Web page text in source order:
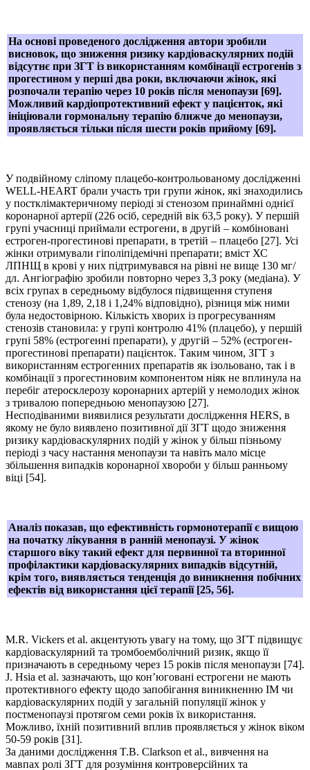
На основі проведеного дослідження автори зробили
висновок, що зниження ризику кардіоваскулярних подій
відсутнє при ЗГТ із використанням комбінації естрогенів з
прогестином у перші два роки, включаючи жінок, які
розпочали терапію через 10 років після менопаузи [69].
Можливий кардіопротективний ефект у пацієнток, які
ініціювали гормональну терапію ближче до менопаузи,
проявляється тільки після шести років прийому [69].
У подвійному сліпому плацебо-контрольованому дослідженні
WELL-HEART брали участь три групи жінок, які знаходились
у постклімактеричному періоді зі стенозом принаймні однієї
коронарної артерії (226 осіб, середній вік 63,5 року). У першій
групі учасниці приймали естрогени, в другій – комбіновані
естроген-прогестинові препарати, в третій – плацебо [27]. Усі
жінки отримували гіполіпідемічні препарати; вміст ХС
ЛПНЩ в крові у них підтримувався на рівні не вище 130 мг/
дл. Ангіографію зробили повторно через 3,3 року (медіана). У
всіх групах в середньому відбулося підвищення ступеня
стенозу (на 1,89, 2,18 і 1,24% відповідно), різниця між ними
була недостовірною. Кількість хворих із прогресуванням
стенозів становила: у групі контролю 41% (плацебо), у першій
групі 58% (естрогенні препарати), у другій – 52% (естроген-
прогестинові препарати) пацієнток. Таким чином, ЗГТ з
використанням естрогенних препаратів як ізольовано, так і в
комбінації з прогестиновим компонентом ніяк не вплинула на
перебіг атеросклерозу коронарних артерій у немолодих жінок
з тривалою попередньою менопаузою [27].
Несподіваними виявилися результати дослідження HERS, в
якому не було виявлено позитивної дії ЗГТ щодо зниження
ризику кардіоваскулярних подій у жінок у більш пізньому
періоді з часу настання менопаузи та навіть мало місце
збільшення випадків коронарної хвороби у більш ранньому
віці [54].
Аналіз показав, що ефективність гормонотерапії є вищою
на початку лікування в ранній менопаузі. У жінок
старшого віку такий ефект для первинної та вторинної
профілактики кардіоваскулярних випадків відсутній,
крім того, виявляється тенденція до виникнення побічних
ефектів від використання цієї терапії [25, 56].
M.R. Vickers et al. акцентують увагу на тому, що ЗГТ підвищує
кардіоваскулярний та тромбоемболічний ризик, якщо її
призначають в середньому через 15 років після менопаузи [74].
J. Hsia еt al. зазначають, що кон’юговані естрогени не мають
протективного ефекту щодо запобігання виникненню ІМ чи
кардіоваскулярних подій у загальній популяції жінок у
постменопаузі протягом семи років їх використання.
Можливо, їхній позитивний вплив проявляється у жінок віком
50-59 років [31].
За даними дослідження T.B. Clarkson еt al., вивчення на
мавпах ролі ЗГТ для розуміння контроверсійних та